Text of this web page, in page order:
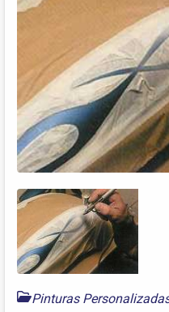
Pinturas